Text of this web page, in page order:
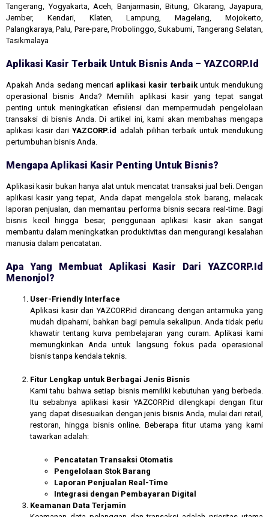
Tangerang, Yogyakarta, Aceh, Banjarmasin, Bitung, Cikarang, Jayapura,
Jember, Kendari, Klaten, Lampung, Magelang, Mojokerto,
Palangkaraya, Palu, Pare-pare, Probolinggo, Sukabumi, Tangerang Selatan,
Tasikmalaya
Aplikasi Kasir Terbaik Untuk Bisnis Anda – YAZCORP.id
Apakah Anda sedang mencari aplikasi kasir terbaikuntuk mendukung
operasional bisnis Anda? Memilih aplikasi kasir yang tepat sangat
penting untuk meningkatkan efisiensi dan mempermudah pengelolaan
transaksi di bisnis Anda. Di artikel ini, kami akan membahas mengapa
aplikasi kasir dariYAZCORP.id adalah pilihan terbaik untuk mendukung
pertumbuhan bisnis Anda.
Mengapa Aplikasi Kasir Penting Untuk Bisnis?
Aplikasi kasir bukan hanya alat untuk mencatat transaksi jual beli. Dengan
aplikasi kasir yang tepat, Anda dapat mengelola stok barang, melacak
laporan penjualan, dan memantau performa bisnis secara real-time. Bagi
bisnis kecil hingga besar, penggunaan aplikasi kasir akan sangat
membantu dalam meningkatkan produktivitas dan mengurangi kesalahan
manusia dalam pencatatan.
Apa Yang Membuat Aplikasi Kasir Dari YAZCORP.id
Menonjol?
User-Friendly Interface
Aplikasi kasir dari YAZCORP.id dirancang dengan antarmuka yang
mudah dipahami, bahkan bagi pemula sekalipun. Anda tidak perlu
khawatir tentang kurva pembelajaran yang curam. Aplikasi kami
memungkinkan Anda untuk langsung fokus pada operasional
bisnis tanpa kendala teknis.
Fitur Lengkap untuk Berbagai Jenis Bisnis
Kami tahu bahwa setiap bisnis memiliki kebutuhan yang berbeda.
Itu sebabnya aplikasi kasir YAZCORP.id dilengkapi dengan fitur
yang dapat disesuaikan dengan jenis bisnis Anda, mulai dari retail,
restoran, hingga bisnis online. Beberapa fitur utama yang kami
tawarkan adalah:
Pencatatan Transaksi Otomatis
Pengelolaan Stok Barang
Laporan Penjualan Real-Time
Integrasi dengan Pembayaran Digital
Keamanan Data Terjamin